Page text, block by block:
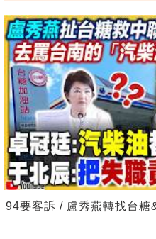
94要客訴 / 盧秀燕轉找台糖